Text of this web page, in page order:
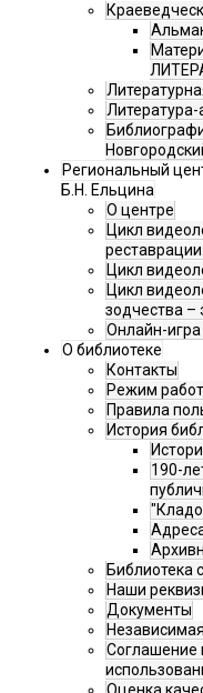
Региональный
Б.Н. Ельцина
О центре
Цикл
Цикл
Цикл
зодчества –
Онлайн-
О библиотеке
Контакты
Режим
Правила
История
190-
Библиотека
Наши
Документы
Соглашение